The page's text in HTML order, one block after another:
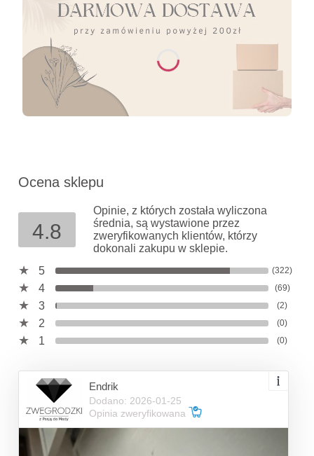
Ocena sklepu
4.8
Opinie, z których została wyliczona
średnia, są wystawione przez
zweryfikowanych klientów, którzy
dokonali zakupu w sklepie.
5
(322)
4 (69)
3 (2)
2 (0)
1 (0)
Endrik
Dodano: 2026-01-25
Opinia zweryfikowana